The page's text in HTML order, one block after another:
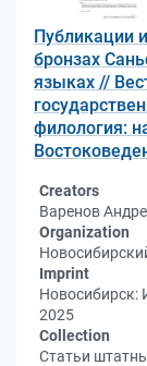
Публикации
бронзах
языках //
филология:
Creators
Варенов
Organization
Imprint
Новосибирск:
2025
Collection
Статьи